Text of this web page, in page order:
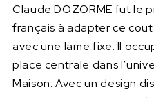
Claude DOZORME fut le
français à adapter ce
avec une lame fixe. Il
place centrale dans
Maison. Avec un design